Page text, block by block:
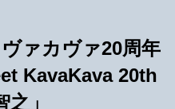
ァカヴァ20周年
KavaKava 20th
」